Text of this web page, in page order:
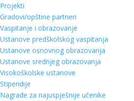
Projekti
Gradovi/opštine partneri
Vaspitanje i obrazovanje
Ustanove predškolskog vaspitanja
Ustanove osnovnog obrazovanja
Ustanove srednjeg obrazovanja
Visokoškolske ustanove
Stipendije
Nagrade za najuspješnije učenike